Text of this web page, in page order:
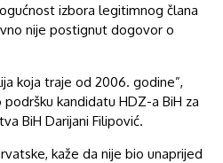
izbora legitimnog člana
nije postignut dogovor o
koja traje od 2006. godine”,
kandidatu HDZ-a BiH za
BiH Darijani Filipović.
kaže da nije bio unaprijed